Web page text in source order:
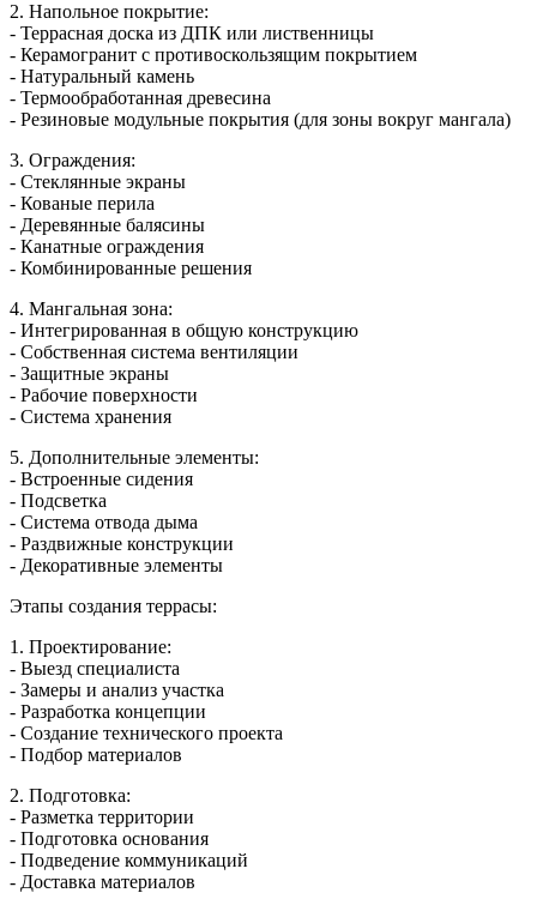
2. Напольное покрытие:
- Террасная доска из ДПК или лиственницы
- Керамогранит с противоскользящим покрытием
- Натуральный камень
- Термообработанная древесина
- Резиновые модульные покрытия (для зоны вокруг мангала)
3. Ограждения:
- Стеклянные экраны
- Кованые перила
- Деревянные балясины
- Канатные ограждения
- Комбинированные решения
4. Мангальная зона:
- Интегрированная в общую конструкцию
- Собственная система вентиляции
- Защитные экраны
- Рабочие поверхности
- Система хранения
5. Дополнительные элементы:
- Встроенные сидения
- Подсветка
- Система отвода дыма
- Раздвижные конструкции
- Декоративные элементы
Этапы создания террасы:
1. Проектирование:
- Выезд специалиста
- Замеры и анализ участка
- Разработка концепции
- Создание технического проекта
- Подбор материалов
2. Подготовка:
- Разметка территории
- Подготовка основания
- Подведение коммуникаций
- Доставка материалов